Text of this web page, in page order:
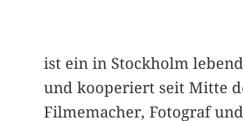
ist ein in Stockholm
und kooperiert seit Mitte
Filmemacher, Fotograf